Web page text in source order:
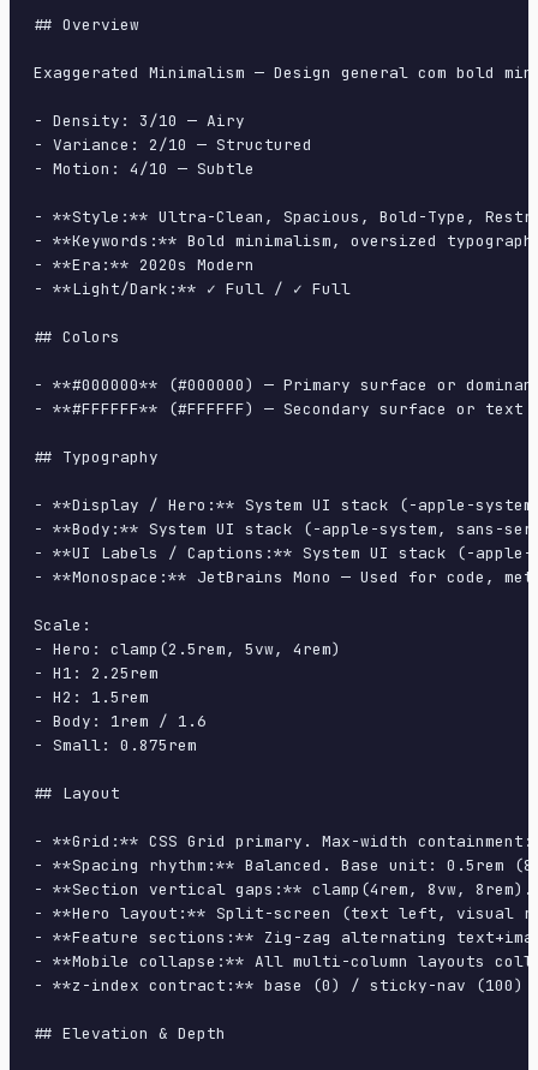
## Overview
Exaggerated Minimalism — Design general com bold
- Density: 3/10 — Airy
- Variance: 2/10 — Structured
- Motion: 4/10 — Subtle
- **Style:** Ultra-Clean, Spacious, Bold-Type,
- **Keywords:** Bold minimalism, oversized
- **Era:** 2020s Modern
- **Light/Dark:** ✓ Full / ✓ Full
## Colors
- **#000000** (#000000) — Primary surface or
- **#FFFFFF** (#FFFFFF) — Secondary surface or text
## Typography
- **Display / Hero:** System UI stack (-apple-
- **Body:** System UI stack (-apple-system, sans-
- **UI Labels / Captions:** System UI stack (-
- **Monospace:** JetBrains Mono — Used for code,
Scale:
- Hero: clamp(2.5rem, 5vw, 4rem)
- H1: 2.25rem
- H2: 1.5rem
- Body: 1rem / 1.6
- Small: 0.875rem
## Layout
- **Grid:** CSS Grid primary. Max-width
- **Spacing rhythm:** Balanced. Base unit: 0.5rem
- **Section vertical gaps:** clamp(4rem, 8vw, 8rem).
- **Hero layout:** Split-screen (text left, visual
- **Feature sections:** Zig-zag alternating
- **Mobile collapse:** All multi-column layouts
- **z-index contract:** base (0) / sticky-nav
## Elevation & Depth